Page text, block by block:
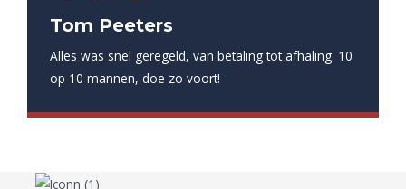
Tom Peeters
Alles was snel geregeld, van betaling tot afhaling. 10
op 10 mannen, doe zo voort!